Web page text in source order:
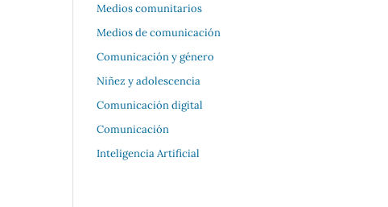
Medios comunitarios
Medios de comunicación
Comunicación y género
Niñez y adolescencia
Comunicación digital
Comunicación
Inteligencia Artificial